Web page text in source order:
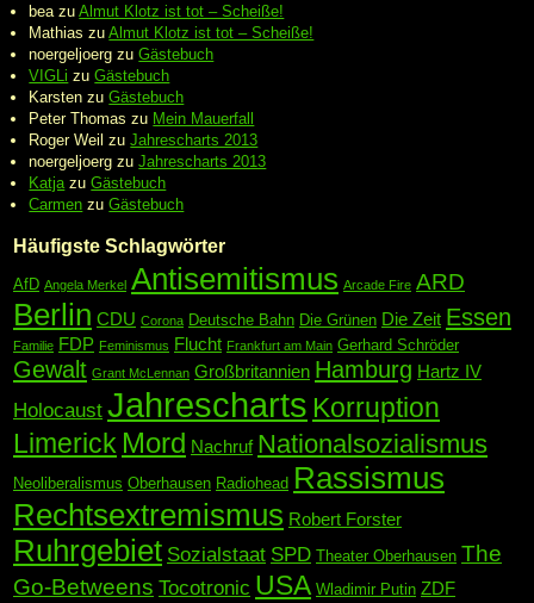
bea zuAlmut Klotz ist tot – Scheiße!
Mathias zuAlmut Klotz ist tot – Scheiße!
noergeljoerg zuGästebuch
VIGLi zuGästebuch
Karsten zuGästebuch
Peter Thomas zu Mein Mauerfall
Roger Weil zuJahrescharts 2013
noergeljoerg zuJahrescharts 2013
Katja zuGästebuch
Carmen zuGästebuch
Häufigste Schlagwörter
AfD Angela Merkel Antisemitismus Arcade Fire ARD
Berlin CDU Corona Deutsche Bahn Die Grünen Die Zeit Essen
Familie FDP Feminismus Flucht Frankfurt am Main Gerhard Schröder
Gewalt Grant McLennan Großbritannien Hamburg Hartz IV
Holocaust Jahrescharts Korruption
Limerick Mord Nachruf Nationalsozialismus
Neoliberalismus Oberhausen Radiohead Rassismus
Rechtsextremismus Robert Forster
Ruhrgebiet Sozialstaat SPD Theater Oberhausen The
Go-Betweens Tocotronic USA Wladimir Putin ZDF